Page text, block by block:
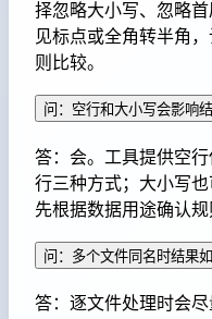
择忽略大小写、忽略
见标点或全角转半角
则比较。
问：空行和大小写会影响结
答：会。工具提供空
行三种方式；大小写
先根据数据用途确认规
问：多个文件同名时结果如
答：逐文件处理时会